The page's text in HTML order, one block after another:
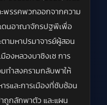
พรรคพวกออกจากความ
นอาณาจักรปฐพีเพื่อ
ามหาปรมาจารย์ผู้สอน
องหลวงบาซิงเซ การ
มทำสงครามกลับพาให้
รและการเมืองที่ซับซ้อน
ถูกลักพาตัว และแผน